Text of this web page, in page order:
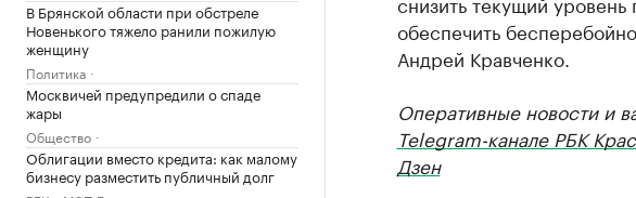
В Брянской области при обстреле
Новенького тяжело ранили пожилую
женщину
Политика
Москвичей предупредили о спаде
жары
Общество
Облигации вместо кредита: как малому
бизнесу разместить публичный долг
обеспечить
Андрей Кравченко.
Оперативные новости и
Telegram-канале РБК
Дзен